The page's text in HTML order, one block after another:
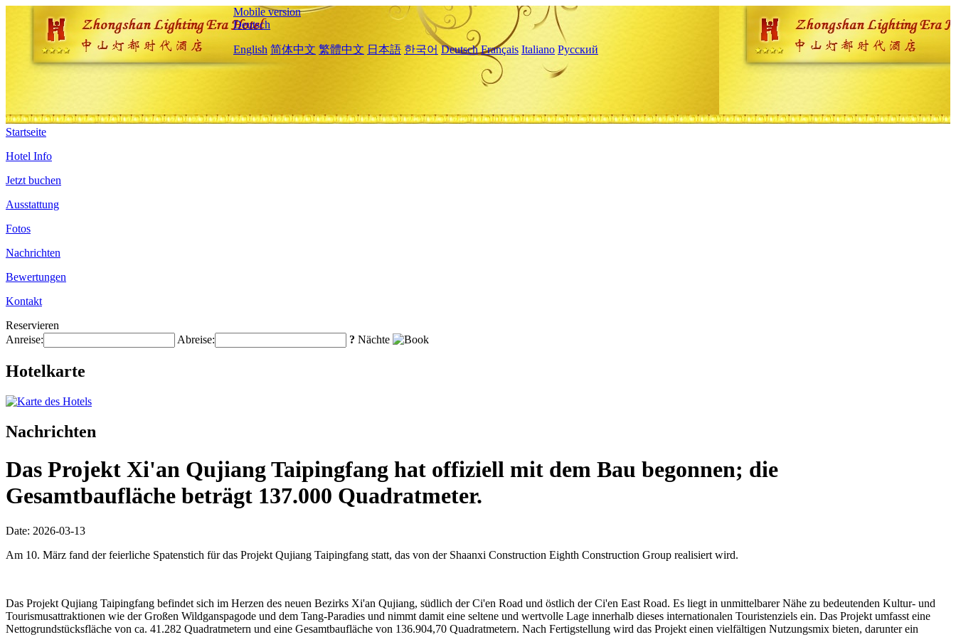
Mobile version
Deutsch
English 简体中文 繁體中文 日本語 한국어 Deutsch Français Italiano Русский
Startseite
Hotel Info
Jetzt buchen
Ausstattung
Fotos
Nachrichten
Bewertungen
Kontakt
Reservieren
Anreise:
Abreise: ? Nächte
Hotelkarte
Nachrichten
Das Projekt Xi'an Qujiang Taipingfang hat offiziell mit dem Bau begonnen; die
Gesamtbaufläche beträgt 137.000 Quadratmeter.
Date: 2026-03-13
Am 10. März fand der feierliche Spatenstich für das Projekt Qujiang Taipingfang statt, das von der Shaanxi Construction Eighth Construction Group realisiert wird.
Das Projekt Qujiang Taipingfang befindet sich im Herzen des neuen Bezirks Xi'an Qujiang, südlich der Ci'en Road und östlich der Ci'en East Road. Es liegt in unmittelbarer Nähe zu bedeutenden Kultur- und
Tourismusattraktionen wie der Großen Wildganspagode und dem Tang-Paradies und nimmt damit eine seltene und wertvolle Lage innerhalb dieses internationalen Touristenziels ein. Das Projekt umfasst eine
Nettogrundstücksfläche von ca. 41.282 Quadratmetern und eine Gesamtbaufläche von 136.904,70 Quadratmetern. Nach Fertigstellung wird das Projekt einen vielfältigen Nutzungsmix bieten, darunter ein